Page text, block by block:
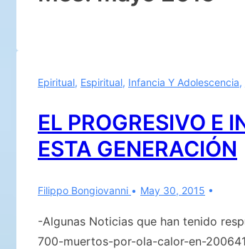
Epiritual, Espiritual, Infancia Y Adolescencia,
EL PROGRESIVO E
ESTA GENERACIÓN
Filippo Bongiovanni May 30, 2015
-Algunas Noticias que han tenido
700-muertos-por-ola-calor-en-